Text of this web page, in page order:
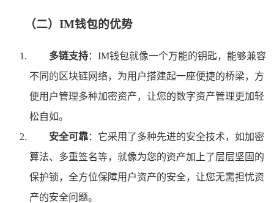
（二）IM钱包的优势
多链支持：IM钱包就像一个万能的钥匙，能够兼容
不同的区块链网络，为用户搭建起一座便捷的桥梁，方
便用户管理多种加密资产，让您的数字资产管理更加轻
松自如。
安全可靠：它采用了多种先进的安全技术，如加密
算法、多重签名等，就像为您的资产加上了层层坚固的
保护锁，全方位保障用户资产的安全，让您无需担忧资
产的安全问题。